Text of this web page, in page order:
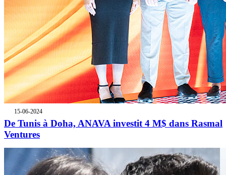
15-06-2024
De Tunis à Doha, ANAVA investit 4 M$ dans Rasmal
Ventures